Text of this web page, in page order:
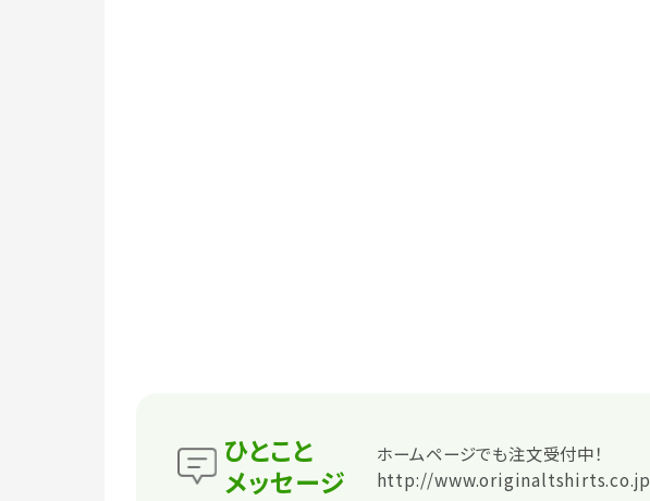
ひとこと
メッセージ
ホームページでも注文受付中！
http://www.originaltshirts.co.jp